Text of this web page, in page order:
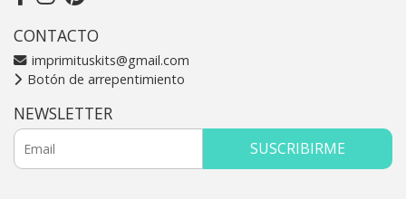
CONTACTO
imprimituskits@gmail.com
Botón de arrepentimiento
NEWSLETTER
SUSCRIBIRME